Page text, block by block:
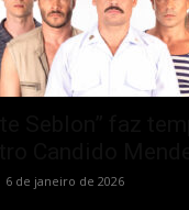
6 de janeiro de 2026